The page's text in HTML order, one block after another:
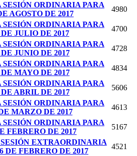
ORDINARIA PARA
AGOSTO DE 2017
4980
ORDINARIA PARA
JULIO DE 2017
4700
ORDINARIA PARA
JUNIO DE 2017
4728
ORDINARIA PARA
MAYO DE 2017
4834
ORDINARIA PARA
ABRIL DE 2017
5606
ORDINARIA PARA
MARZO DE 2017
4613
ORDINARIA PARA
FEBRERO DE 2017
5167
EXTRAORDINARIA
DE FEBRERO DE 2017
4521